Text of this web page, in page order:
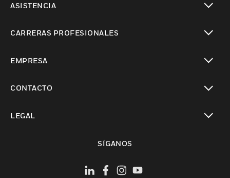
ASISTENCIA
CARRERAS PROFESIONALES
EMPRESA
CONTACTO
LEGAL
SÍGANOS